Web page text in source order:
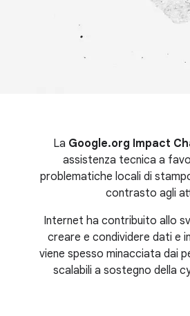
La Google.org Impact
assistenza tecnica a
problematiche locali di
contrasto agli
Internet ha contribuito allo
creare e condividere dati e
viene spesso minacciata dai
scalabili a sostegno della